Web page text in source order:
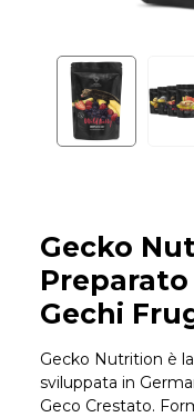
Gecko
Gechi
Gecko Nutrition è
sviluppata in
Geco Crestato.